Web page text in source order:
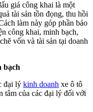
giá công khai là một
tài sản tồn đọng, thu hồi
làm này góp phần bảo
công khai, minh bạch,
vốn và tài sản tại doanh
bạch
đại lý kinh doanh xe ô tô
tâm của các đại lý đối với